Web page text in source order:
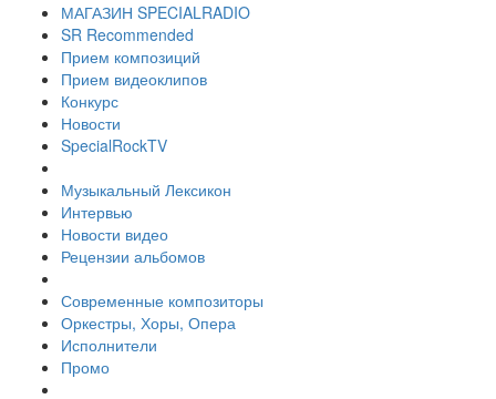
МАГАЗИН SPECIALRADIO
SR Recommended
Прием композиций
Прием видеоклипов
Конкурс
Новости
SpecialRockTV
Музыкальный Лексикон
Интервью
Новости видео
Рецензии альбомов
Современные композиторы
Оркестры, Хоры, Опера
Исполнители
Промо